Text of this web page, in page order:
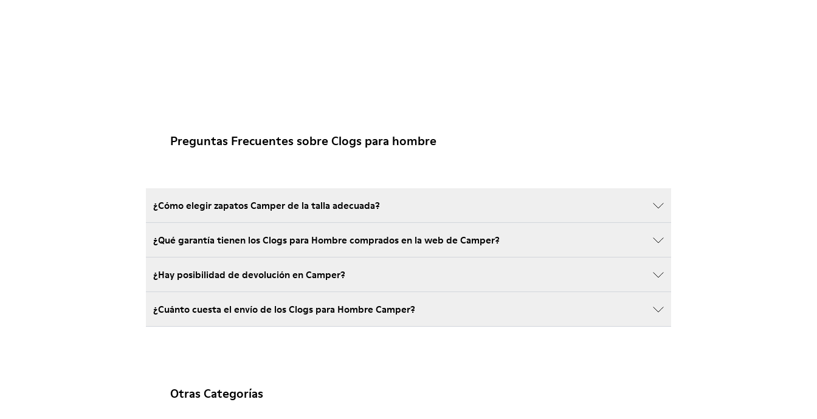
Preguntas Frecuentes sobre Clogs para hombre
¿Cómo elegir zapatos Camper de la talla adecuada?
¿Qué garantía tienen los Clogs para Hombre comprados en la web de Camper?
¿Hay posibilidad de devolución en Camper?
¿Cuánto cuesta el envío de los Clogs para Hombre Camper?
Otras Categorías